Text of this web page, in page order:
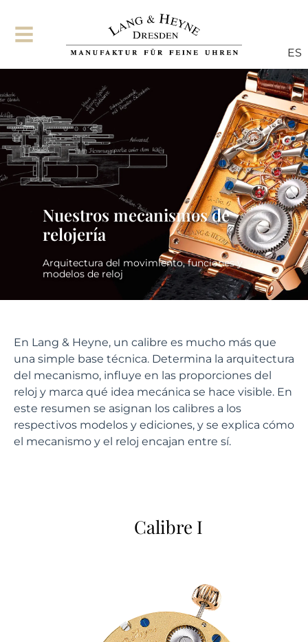
ES
Nuestros mecanismos de
relojería
Arquitectura del movimiento, funciones y
modelos de reloj
En Lang & Heyne, un calibre es mucho más que
una simple base técnica. Determina la arquitectura
del mecanismo, influye en las proporciones del
reloj y marca qué idea mecánica se hace visible. En
este resumen se asignan los calibres a los
respectivos modelos y ediciones, y se explica cómo
el mecanismo y el reloj encajan entre sí.
Calibre I